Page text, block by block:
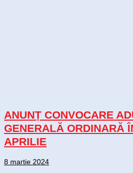
ANUNȚ CONVOCARE
GENERALĂ ORDINARĂ
APRILIE
8 martie 2024